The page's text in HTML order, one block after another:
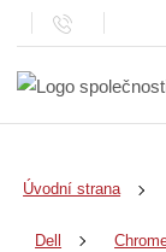
Úvodní strana
Dell